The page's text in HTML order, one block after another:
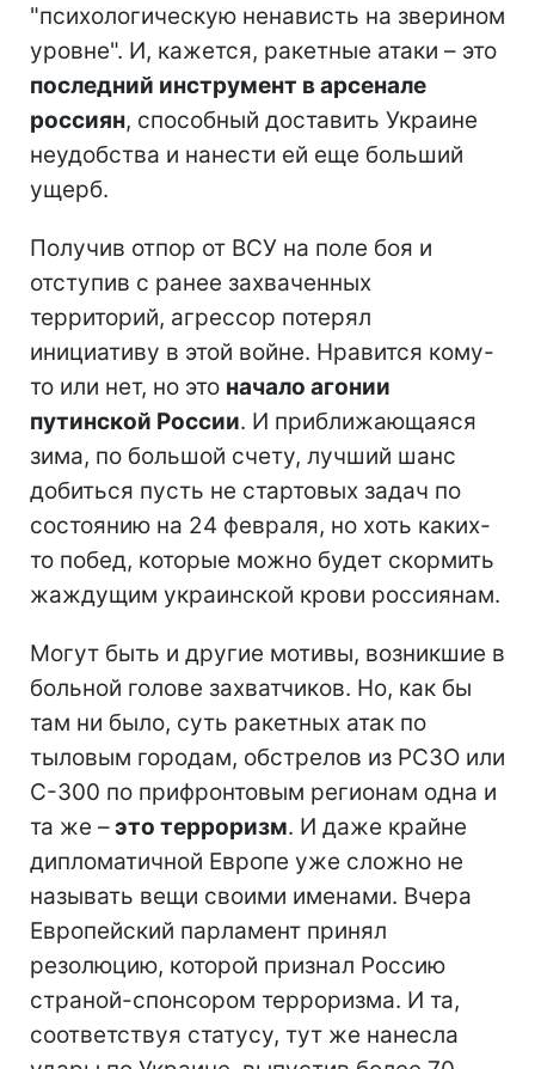
"психологическую ненависть на зверином
уровне". И, кажется, ракетные атаки – это
последний инструмент в арсенале
россиян, способный доставить Украине
неудобства и нанести ей еще больший
ущерб.
Получив отпор от ВСУ на поле боя и
отступив с ранее захваченных
территорий, агрессор потерял
инициативу в этой войне. Нравится кому-
то или нет, но это начало агонии
путинской России. И приближающаяся
зима, по большой счету, лучший шанс
добиться пусть не стартовых задач по
состоянию на 24 февраля, но хоть каких-
то побед, которые можно будет скормить
жаждущим украинской крови россиянам.
Могут быть и другие мотивы, возникшие в
больной голове захватчиков. Но, как бы
там ни было, суть ракетных атак по
тыловым городам, обстрелов из РСЗО или
С-300 по прифронтовым регионам одна и
та же –это терроризм. И даже крайне
дипломатичной Европе уже сложно не
называть вещи своими именами. Вчера
Европейский парламент принял
резолюцию, которой признал Россию
страной-спонсором терроризма. И та,
соответствуя статусу, тут же нанесла